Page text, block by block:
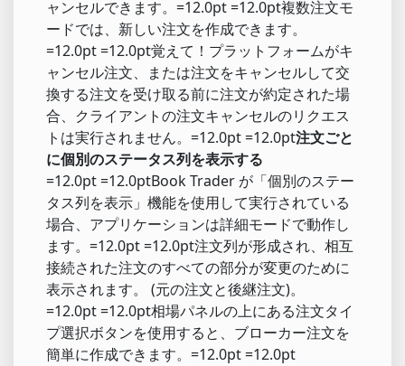
ャンセルできます。=12.0pt =12.0pt複数注文モ
ードでは、新しい注文を作成できます。
=12.0pt =12.0pt覚えて！プラットフォームがキ
ャンセル注文、または注文をキャンセルして交
換する注文を受け取る前に注文が約定された場
合、クライアントの注文キャンセルのリクエス
トは実行されません。=12.0pt =12.0pt注文ごと
に個別のステータス列を表示する
=12.0pt =12.0ptBook Trader が「個別のステー
タス列を表示」機能を使用して実行されている
場合、アプリケーションは詳細モードで動作し
ます。=12.0pt =12.0pt注文列が形成され、相互
接続された注文のすべての部分が変更のために
表示されます。 (元の注文と後継注文)。
=12.0pt =12.0pt相場パネルの上にある注文タイ
プ選択ボタンを使用すると、ブローカー注文を
簡単に作成できます。=12.0pt =12.0pt